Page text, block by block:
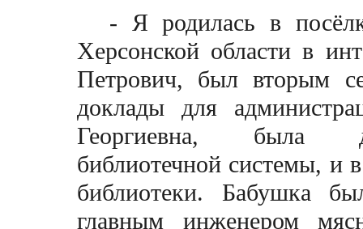
- Я родилась в
Херсонской области в
Петрович, был вторым
доклады для
Георгиевна, была
библиотечной системы, и
библиотеки. Бабушка
главным инженером